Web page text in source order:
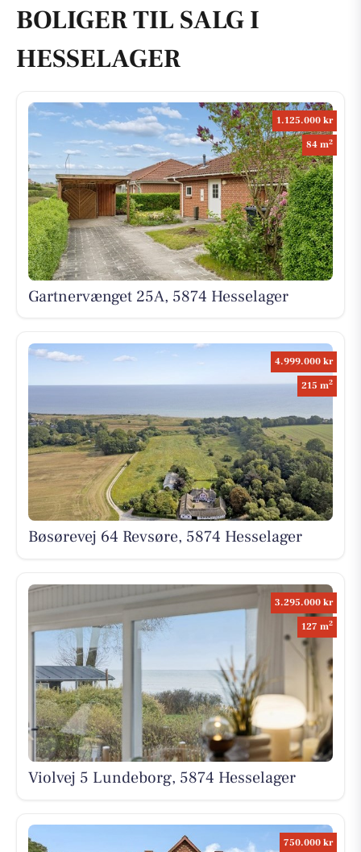
BOLIGER TIL SALG I
HESSELAGER
1.125.000 kr
84 m2
Gartnervænget 25A, 5874 Hesselager
4.999.000 kr
215 m2
Bøsørevej 64 Revsøre, 5874 Hesselager
3.295.000 kr
127 m2
Violvej 5 Lundeborg, 5874 Hesselager
750.000 kr